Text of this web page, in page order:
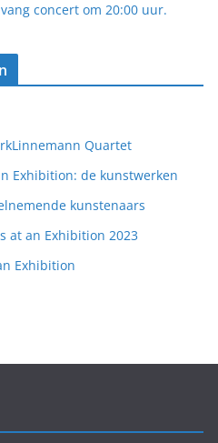
concert om 20:00 uur.
Quartet
Exhibition: de kunstwerken
kunstenaars
at an Exhibition 2023
Exhibition